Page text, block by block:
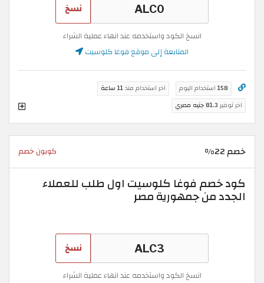
نسخ
انسخ الكود واستخدمه عند انهاء عملية الشراء
المتابعة إلى موقع فوغا كلوسيت
158 استخدام اليوم اخر استخدام منذ11 ساعة
اخر توفير 81.3 جنيه مصري
خصم 22% كوبون خصم
كود خصم فوغا كلوسيت اول طلب للعملاء
الجدد من جمهورية مصر
نسخ
انسخ الكود واستخدمه عند انهاء عملية الشراء